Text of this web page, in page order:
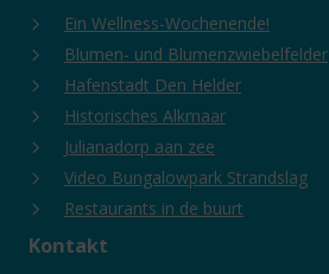
Ein Wellness-Wochenende!
Blumen- und Blumenzwiebelfelder
Hafenstadt Den Helder
Historisches Alkmaar
Julianadorp aan zee
Video Bungalowpark Strandslag
Restaurants in de buurt
Kontakt